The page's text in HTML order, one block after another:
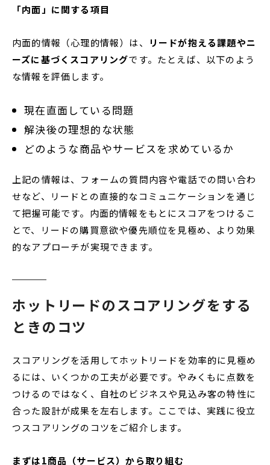
「内面」に関する項目
内面的情報（心理的情報）は、
リードが抱える課題やニ
ーズに基づくスコアリングです。たとえば、以下のよう
な情報を評価します。
現在直面している問題
解決後の理想的な状態
どのような商品やサービスを求めているか
上記の情報は、フォームの質問内容や電話での問い合わ
せなど、リードとの直接的なコミュニケーションを通じ
て把握可能です。内面的情報をもとにスコアをつけるこ
とで、リードの購買意欲や優先順位を見極め、より効果
的なアプローチが実現できます。
ホットリードのスコアリングをする
ときのコツ
スコアリングを活用してホットリードを効率的に見極め
るには、いくつかの工夫が必要です。やみくもに点数を
つけるのではなく、自社のビジネスや見込み客の特性に
合った設計が成果を左右します。ここでは、実践に役立
つスコアリングのコツをご紹介します。
まずは1商品（サービス）から取り組む